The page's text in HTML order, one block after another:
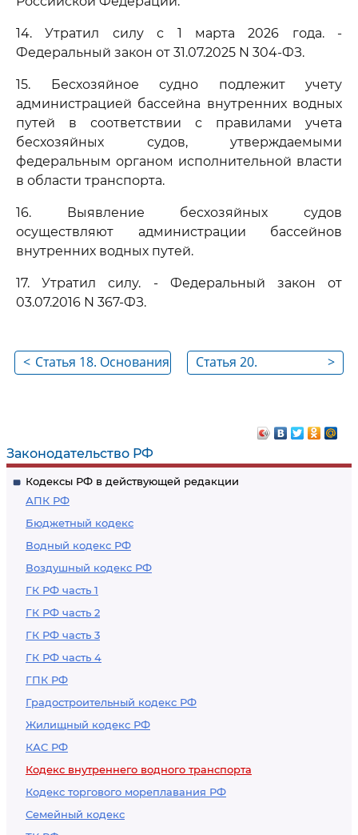
Законодательство РФ
Кодексы РФ в действующей редакции
АПК РФ
Бюджетный кодекс
Водный кодекс РФ
Воздушный кодекс РФ
ГК РФ часть 1
ГК РФ часть 2
ГК РФ часть 3
ГК РФ часть 4
ГПК РФ
Градостроительный кодекс РФ
Жилищный кодекс РФ
КАС РФ
Кодекс внутреннего водного транспорта
Кодекс торгового мореплавания РФ
Семейный кодекс
14. Утратил силу с 1 марта 2026 года. -
Федеральный закон от 31.07.2025 N 304-ФЗ.
15. Бесхозяйное судно подлежит учету
администрацией бассейна внутренних водных
путей в соответствии с правилами учета
бесхозяйных судов, утверждаемыми
федеральным органом исполнительной власти
в области транспорта.
16. Выявление бесхозяйных судов
осуществляют администрации бассейнов
внутренних водных путей.
17. Утратил силу. - Федеральный закон от
03.07.2016 N 367-ФЗ.
< Статья 18. Основания
>
Статья 20.
осуществления
государственной
регистрации прав
на судно и сделок с